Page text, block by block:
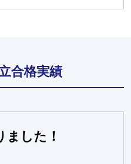
合格実績
ました！